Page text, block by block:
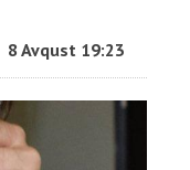
8 Avqust 19:23